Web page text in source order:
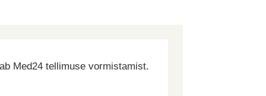
Med24 tellimuse vormistamist.